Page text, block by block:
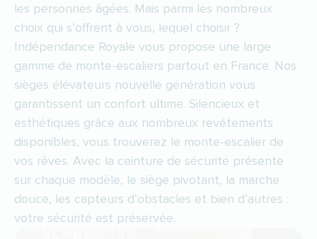
les personnes âgées. Mais parmi les nombreux
choix qui s’offrent à vous, lequel choisir ?
Indépendance Royale vous propose une large
gamme de monte-escaliers partout en France. Nos
sièges élévateurs nouvelle génération vous
garantissent un confort ultime. Silencieux et
esthétiques grâce aux nombreux revêtements
disponibles, vous trouverez le monte-escalier de
vos rêves. Avec la ceinture de sécurité présente
sur chaque modèle, le siège pivotant, la marche
douce, les capteurs d’obstacles et bien d’autres :
votre sécurité est préservée.